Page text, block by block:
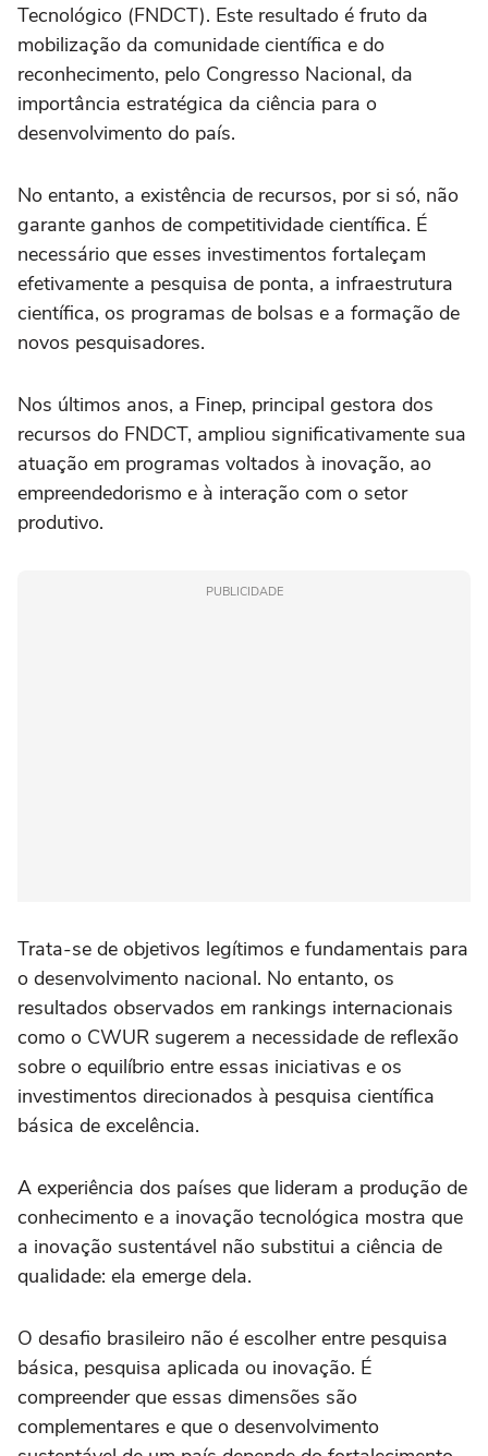
Tecnológico (FNDCT). Este resultado é fruto da
mobilização da comunidade científica e do
reconhecimento, pelo Congresso Nacional, da
importância estratégica da ciência para o
desenvolvimento do país.
No entanto, a existência de recursos, por si só, não
garante ganhos de competitividade científica. É
necessário que esses investimentos fortaleçam
efetivamente a pesquisa de ponta, a infraestrutura
científica, os programas de bolsas e a formação de
novos pesquisadores.
Nos últimos anos, a Finep, principal gestora dos
recursos do FNDCT, ampliou significativamente sua
atuação em programas voltados à inovação, ao
empreendedorismo e à interação com o setor
produtivo.
PUBLICIDADE
Trata-se de objetivos legítimos e fundamentais para
o desenvolvimento nacional. No entanto, os
resultados observados em rankings internacionais
como o CWUR sugerem a necessidade de reflexão
sobre o equilíbrio entre essas iniciativas e os
investimentos direcionados à pesquisa científica
básica de excelência.
A experiência dos países que lideram a produção de
conhecimento e a inovação tecnológica mostra que
a inovação sustentável não substitui a ciência de
qualidade: ela emerge dela.
O desafio brasileiro não é escolher entre pesquisa
básica, pesquisa aplicada ou inovação. É
compreender que essas dimensões são
complementares e que o desenvolvimento